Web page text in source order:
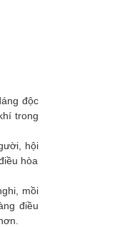
độc
trong
hội
hòa
mồi
điều